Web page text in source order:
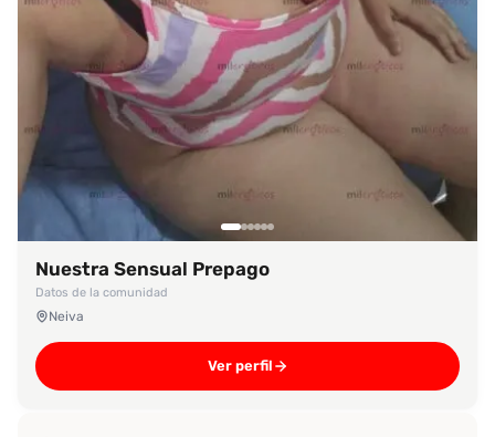
Nuestra Sensual Prepago
Datos de la comunidad
Neiva
Ver perfil